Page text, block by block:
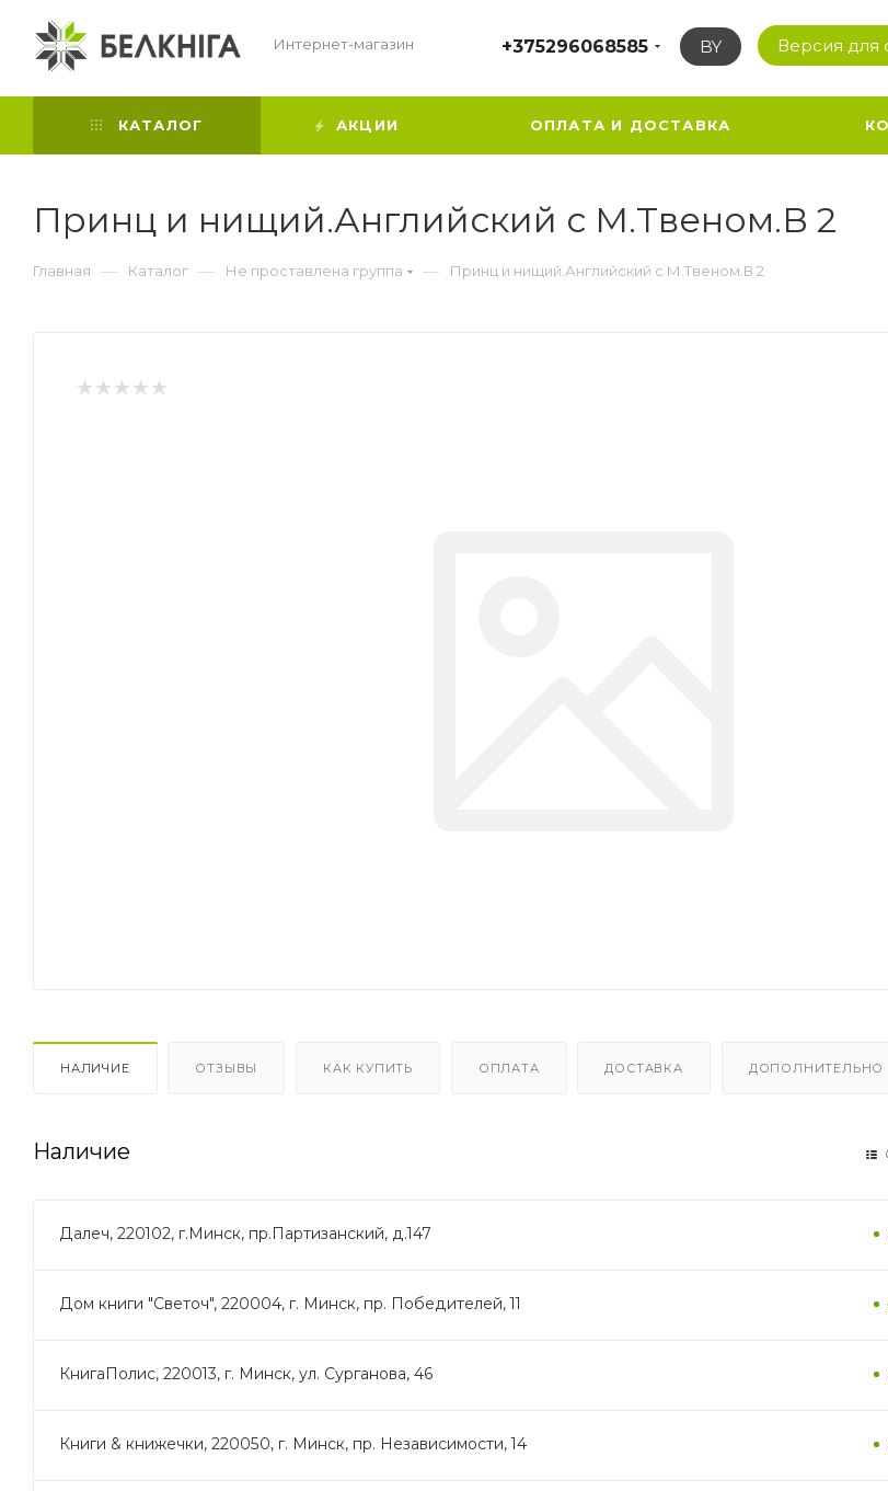
Интернет-магазин +375296068585 BY Версия для
КАТАЛОГ АКЦИИ ОПЛАТА И ДОСТАВКА
Принц и нищий.Английский с М.Твеном.В 2
Главная — Каталог — Не проставлена группа — Принц и нищий.Английский с М.Твеном.В 2
НАЛИЧИЕ ОТЗЫВЫ КАК КУПИТЬ ОПЛАТА ДОСТАВКА ДОПОЛНИТЕЛЬНО
Наличие
Далеч, 220102, г.Минск, пр.Партизанский, д.147
Дом книги "Светоч", 220004, г. Минск, пр. Победителей, 11
КнигаПолис, 220013, г. Минск, ул. Сурганова, 46
Книги & книжечки, 220050, г. Минск, пр. Независимости, 14